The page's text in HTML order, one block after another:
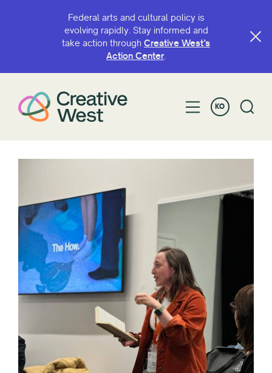
Federal arts and cultural policy is
evolving rapidly. Stay informed and
take action through Creative West’s
Action Center.
KO